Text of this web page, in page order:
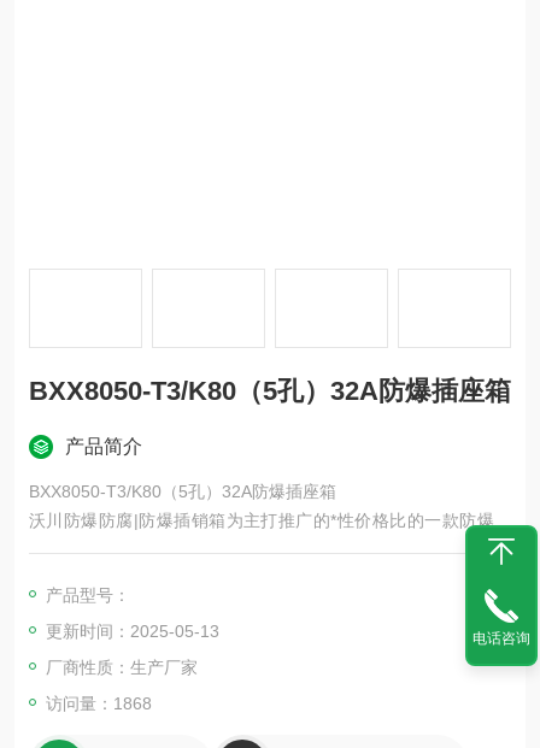
BXX8050-T3/K80（5孔）32A防爆插座箱
产品简介
BXX8050-T3/K80（5孔）32A防爆插座箱
沃川防爆防腐|防爆插销箱为主打推广的*性价格比的一款防爆电
气产品‘
外行程的表面操作机构可以带总开关以及分开关为该产品的一大
特色。
产品型号：
更新时间：2025-05-13
厂商性质：生产厂家
访问量：1868
电话咨询